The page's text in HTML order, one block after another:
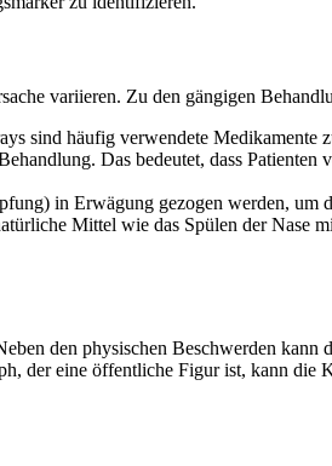
variieren. Zu den gängigen
sind häufig verwendete Medikamente
Das bedeutet, dass
in Erwägung gezogen werden,
Mittel wie das Spülen der Nase
den physischen Beschwerden
der eine öffentliche Figur ist, kann